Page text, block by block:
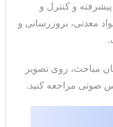
و کنترل و
معدنی، بروزرسانی و
مباحث، روی تصویر
صوتی مراجعه کنید.